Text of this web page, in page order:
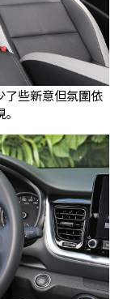
了些新意但氛圍依